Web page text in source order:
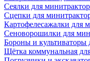
Сеялки для
Сцепки для
Картофелесажалки для
Сеноворошилки для
Бороны и культиваторы
Щётка коммунальная